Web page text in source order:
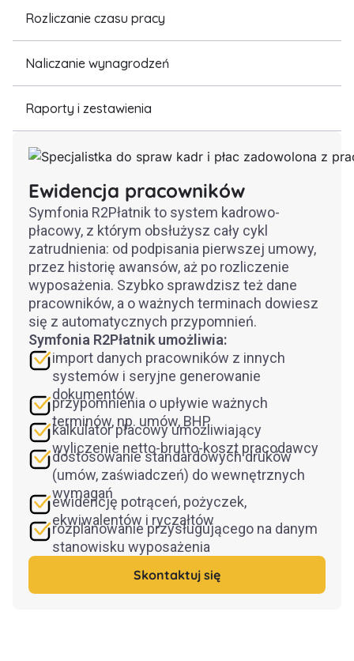
Rozliczanie czasu pracy
Naliczanie wynagrodzeń
Raporty i zestawienia
Ewidencja pracowników
Symfonia R2Płatnik to system kadrowo-
płacowy, z którym obsłużysz cały cykl
zatrudnienia: od podpisania pierwszej umowy,
przez historię awansów, aż po rozliczenie
wyposażenia. Szybko sprawdzisz też dane
pracowników, a o ważnych terminach dowiesz
się z automatycznych przypomnień.
Symfonia R2Płatnik umożliwia:
import danych pracowników z innych
systemów i seryjne generowanie
dokumentów
przypomnienia o upływie ważnych
terminów, np. umów, BHP
kalkulator płacowy umożliwiający
wyliczenie netto-brutto-koszt pracodawcy
dostosowanie standardowych druków
(umów, zaświadczeń) do wewnętrznych
wymagań
ewidencję potrąceń, pożyczek,
ekwiwalentów i ryczałtów
rozplanowanie przysługującego na danym
stanowisku wyposażenia
Skontaktuj się